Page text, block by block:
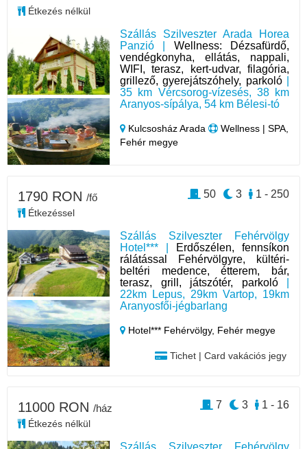
Szállás Szilveszter Arada Horea
Panzió | Wellness: Dézsafürdő,
vendégkonyha, ellátás, nappali,
WIFI, terasz, kert-udvar, filagória,
grillező, gyerejátszóhely, parkoló|
35 km Vércsorog-vízesés, 38 km
Aranyos-sípálya, 54 km Bélesi-tó
Kulcsosház Arada
Wellness | SPA,
Fehér megye
Étkezés nélkül
Szállás Szilveszter Fehérvölgy
Hotel*** |
Erdőszélen, fennsíkon
rálátással Fehérvölgyre, kültéri-
beltéri medence, étterem, bár,
terasz, grill, játszótér, parkoló|
22km Lepus, 29km Vartop, 19km
Aranyosfői-jégbarlang
Hotel*** Fehérvölgy, Fehér megye
Tichet | Card vakációs jegy
1790 RON /fő
Étkezéssel
1 - 250
3
50
11000 RON /ház
Étkezés nélkül
1 - 16
3
7